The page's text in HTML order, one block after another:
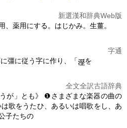
新選漢和辞典Web版
、薬用にする。はじかみ。生薑。
字通
彊に従う字に作り、「 を
全文全訳古語辞典
が」とも》 ❶さまざまな楽器の曲の
歌をうたひ、あるいは唱歌をし、あ
子たちの